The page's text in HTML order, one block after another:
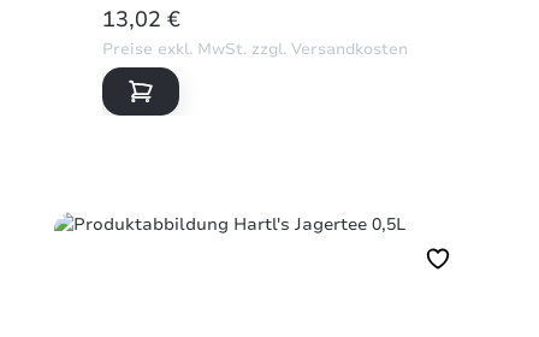
REGULÄRER PREIS:
13,02 €
Preise exkl. MwSt. zzgl. Versandkosten